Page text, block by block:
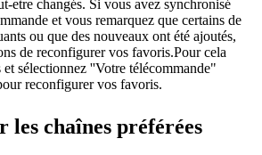
etre changés. Si vous avez synchronisé
et vous remarquez que certains de
ou que des nouveaux ont été ajoutés,
de reconfigurer vos favoris.Pour cela
sélectionnez ''Votre télécommande"
reconfigurer vos favoris.
les chaînes préférées